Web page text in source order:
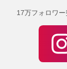
17万フォロワ